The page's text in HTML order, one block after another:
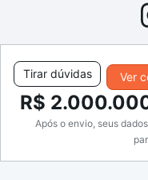
Ver
Tirar dúvidas
R$
Após o envio, seus